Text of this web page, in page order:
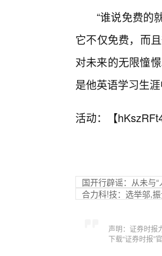
“谁说免费的
它不仅免费，而
对未来的无限憧
是他英语学习生
活动：【
国开行辟谣：从未与
合力科!技：选举邬,
声明：证券时报
下载“证券时报”